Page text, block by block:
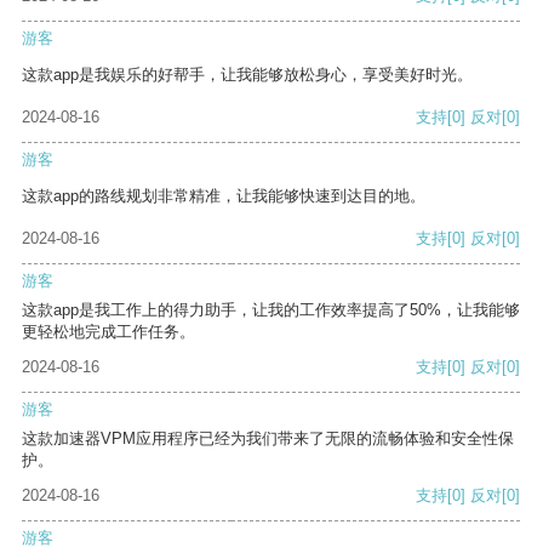
游客
这款app是我娱乐的好帮手，让我能够放松身心，享受美好时光。
2024-08-16 支持[0] 反对[0]
游客
这款app的路线规划非常精准，让我能够快速到达目的地。
2024-08-16 支持[0] 反对[0]
游客
这款app是我工作上的得力助手，让我的工作效率提高了50%，让我能够
更轻松地完成工作任务。
2024-08-16
支持[0] 反对[0]
游客
这款加速器VPM应用程序已经为我们带来了无限的流畅体验和安全性保
护。
2024-08-16
支持[0] 反对[0]
游客